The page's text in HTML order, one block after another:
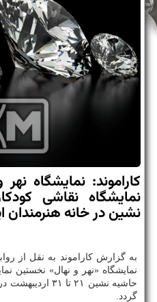
كاراموند: نمایشگاه
نمایشگاه نقاشی
نشین در خانه هنرمندان
به گزارش كاراموند به نقل از
نمایشگاه «نهر و نهال» نخستین
حاشیه نشین ۲۱
گردد.